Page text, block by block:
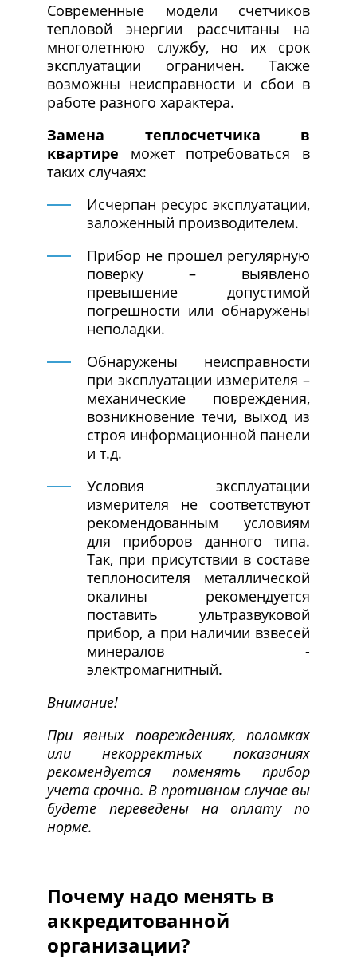
Современные модели счетчиков
тепловой энергии рассчитаны на
многолетнюю службу, но их срок
эксплуатации ограничен. Также
возможны неисправности и сбои в
работе разного характера.
Замена теплосчетчика в
квартире может потребоваться в
таких случаях:
Исчерпан ресурс эксплуатации,
заложенный производителем.
Прибор не прошел регулярную
поверку – выявлено
превышение допустимой
погрешности или обнаружены
неполадки.
Обнаружены неисправности
при эксплуатации измерителя –
механические повреждения,
возникновение течи, выход из
строя информационной панели
и т.д.
Условия эксплуатации
измерителя не соответствуют
рекомендованным условиям
для приборов данного типа.
Так, при присутствии в составе
теплоносителя металлической
окалины рекомендуется
поставить ультразвуковой
прибор, а при наличии взвесей
минералов -
электромагнитный.
Внимание!
При явных повреждениях, поломках
или некорректных показаниях
рекомендуется поменять прибор
учета срочно. В противном случае вы
будете переведены на оплату по
норме.
Почему надо менять в
аккредитованной
организации?